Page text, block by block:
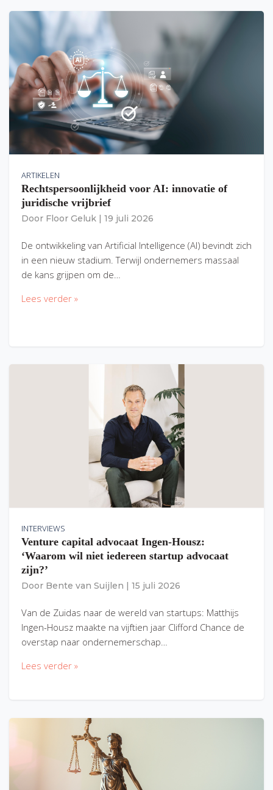
ARTIKELEN
Rechtspersoonlijkheid voor AI: innovatie of
juridische vrijbrief
Door Floor Geluk 19 juli 2026
De ontwikkeling van Artificial Intelligence (AI) bevindt zich
in een nieuw stadium. Terwijl ondernemers massaal
de kans grijpen om de…
Lees verder »
INTERVIEWS
Venture capital advocaat Ingen-Housz:
‘Waarom wil niet iedereen startup advocaat
zijn?’
Door Bente van Suijlen 15 juli 2026
Van de Zuidas naar de wereld van startups: Matthijs
Ingen-Housz maakte na vijftien jaar Clifford Chance de
overstap naar ondernemerschap…
Lees verder »